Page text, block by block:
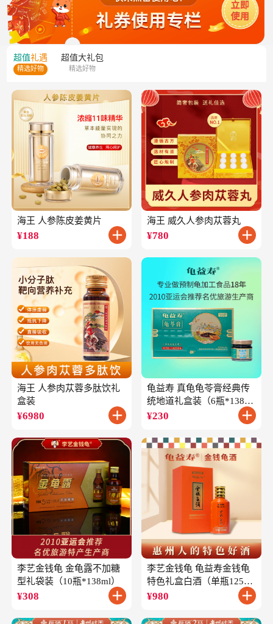
超值礼遇
精选好物
超值大礼包
精选好物
海王 人参陈皮姜黄片
¥188
海王 威久人参肉苁蓉丸
¥780
海王 人参肉苁蓉多肽饮礼
盒装
¥6980
龟益寿 真龟龟苓膏经典传
统地道礼盒装（6瓶*138
克）
¥230
李艺金钱龟 金龟露不加糖
型礼袋装（10瓶*138ml）
¥308
李艺金钱龟 龟益寿金钱龟
特色礼盒白酒（单瓶125ml
礼盒装）
¥980